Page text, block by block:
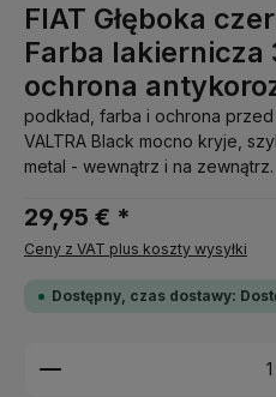
FIAT Głęboka
Farba lakiernicza
ochrona
podkład, farba i ochrona przed
VALTRA Black mocno kryje,
metal - wewnątrz i na zewnątrz.
29,95 € *
Ceny z VAT plus koszty wysyłki
Dostępny, czas dostawy:
Ilość produktu: